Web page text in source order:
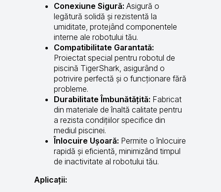
Conexiune Sigură: Asigură o
legătură solidă și rezistentă la
umiditate, protejând componentele
interne ale robotului tău.
Compatibilitate Garantată:
Proiectat special pentru robotul de
piscină TigerShark, asigurând o
potrivire perfectă și o funcționare fără
probleme.
Durabilitate Îmbunătățită: Fabricat
din materiale de înaltă calitate pentru
a rezista condițiilor specifice din
mediul piscinei.
Înlocuire Ușoară: Permite o înlocuire
rapidă și eficientă, minimizând timpul
de inactivitate al robotului tău.
Aplicații: